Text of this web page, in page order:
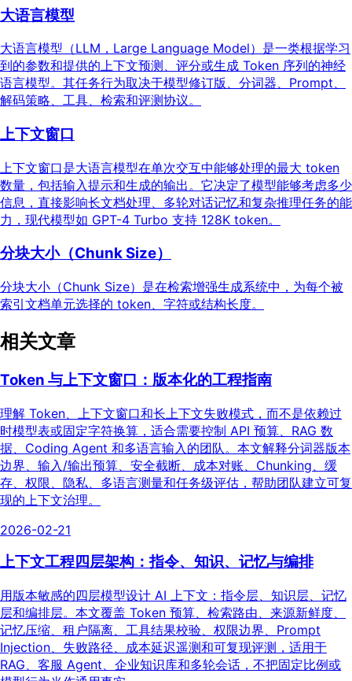
大语言模型
大语言模型（LLM，Large Language Model）是一类根据学习
到的参数和提供的上下文预测、评分或生成 Token 序列的神经
语言模型。其任务行为取决于模型修订版、分词器、Prompt、
解码策略、工具、检索和评测协议。
上下文窗口
上下文窗口是大语言模型在单次交互中能够处理的最大 token
数量，包括输入提示和生成的输出。它决定了模型能够考虑多少
信息，直接影响长文档处理、多轮对话记忆和复杂推理任务的能
力，现代模型如 GPT-4 Turbo 支持 128K token。
分块大小（Chunk Size）
分块大小（Chunk Size）是在检索增强生成系统中，为每个被
索引文档单元选择的 token、字符或结构长度。
相关文章
Token 与上下文窗口：版本化的工程指南
理解 Token、上下文窗口和长上下文失败模式，而不是依赖过
时模型表或固定字符换算，适合需要控制 API 预算、RAG 数
据、Coding Agent 和多语言输入的团队。本文解释分词器版本
边界、输入/输出预算、安全截断、成本对账、Chunking、缓
存、权限、隐私、多语言测量和任务级评估，帮助团队建立可复
现的上下文治理。
2026-02-21
上下文工程四层架构：指令、知识、记忆与编排
用版本敏感的四层模型设计 AI 上下文：指令层、知识层、记忆
层和编排层。本文覆盖 Token 预算、检索路由、来源新鲜度、
记忆压缩、租户隔离、工具结果校验、权限边界、Prompt
Injection、失败路径、成本延迟遥测和可复现评测，适用于
RAG、客服 Agent、企业知识库和多轮会话，不把固定比例或